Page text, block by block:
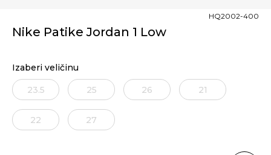
Nike Patike Jordan 1 Low
HQ2002-400
Izaberi veličinu
23.5 25 26 21
22 27